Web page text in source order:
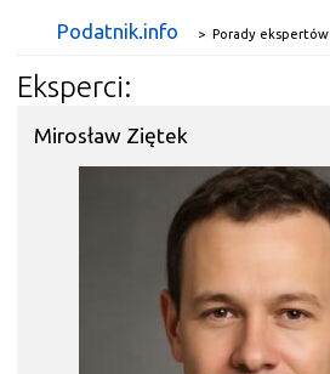
Podatnik.info > Porady ekspertów
Eksperci:
Mirosław Ziętek